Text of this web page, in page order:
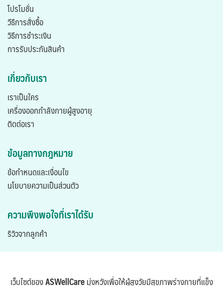
โปรโมชั่น
วีธีการสั่งซื้อ
วิธีการชำระเงิน
การรับประกันสินค้า
เกี่ยวกับเรา
เราเป็นใคร
เครื่องออกกำลังกายผู้สูงอายุ
ติดต่อเรา
ข้อมูลทางกฎหมาย
ข้อกำหนดและเงื่อนไข
นโยบายความเป็นส่วนตัว
ความพึงพอใจที่เราได้รับ
ริวิวจากลูกค้า
เว็บไซต์ของASWellCareมุ่งหวังเพื่อให้ผู้สูงวัยมีสุขภาพร่างกายที่แข็ง